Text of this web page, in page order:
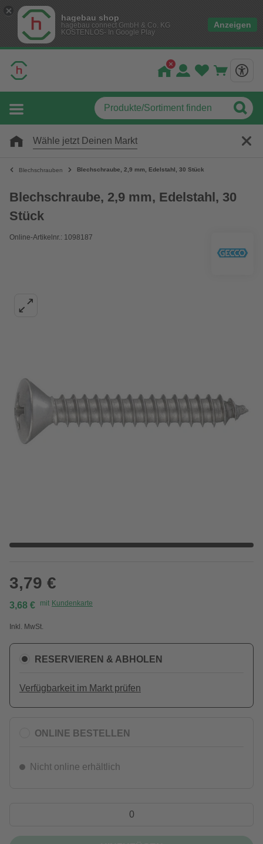
hagebau shop
hagebau connect GmbH & Co. KG
KOSTENLOS- In Google Play
Anzeigen
Wähle jetzt Deinen Markt
Blechschrauben Blechschraube, 2,9 mm, Edelstahl, 30 Stück
Blechschraube, 2,9 mm, Edelstahl, 30
Stück
Online-Artikelnr.: 1098187
3,79 €
3,68 € mit Kundenkarte
Inkl. MwSt.
RESERVIEREN & ABHOLEN
Verfügbarkeit im Markt prüfen
ONLINE BESTELLEN
Nicht online erhältlich